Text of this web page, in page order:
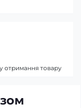
отримання товару